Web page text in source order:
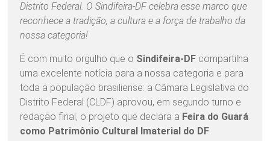
Distrito Federal. O Sindifeira-DF celebra esse marco que
reconhece a tradição, a cultura e a força de trabalho da
nossa categoria!
É com muito orgulho que o Sindifeira-DF compartilha
uma excelente notícia para a nossa categoria e para
toda a população brasiliense: a Câmara Legislativa do
Distrito Federal (CLDF) aprovou, em segundo turno e
redação final, o projeto que declara a Feira do Guará
como Patrimônio Cultural Imaterial do DF.